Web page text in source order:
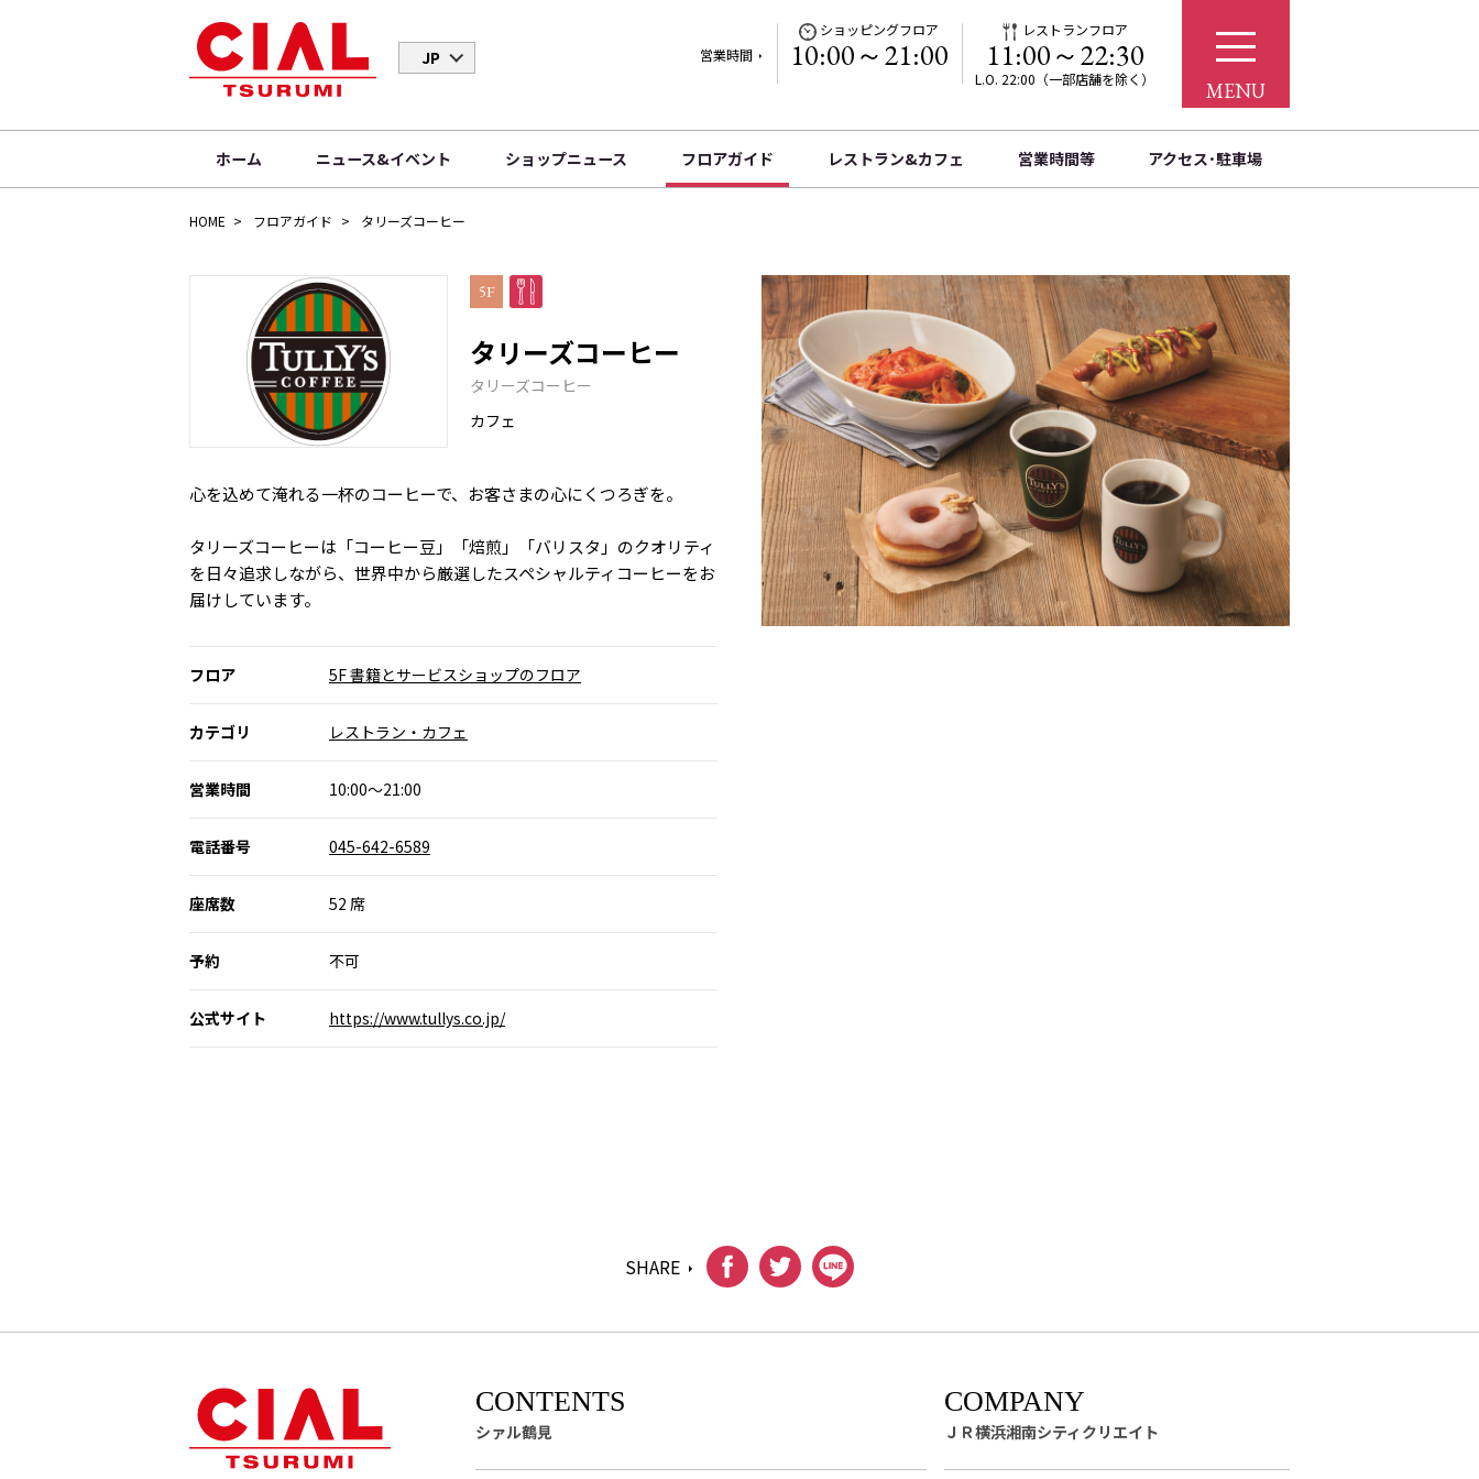
営業時間
ショッピングフロア
10:00～21:00
レストランフロア
11:00～22:30
L.O. 22:00（一部店舗を除く） MENU
ホーム ニュース&イベント ショップニュース フロアガイド レストラン&カフェ 営業時間等 アクセス･駐車場
JP
HOME フロアガイド タリーズコーヒー
5F
タリーズコーヒー
タリーズコーヒー
カフェ
心を込めて淹れる一杯のコーヒーで、お客さまの心にくつろぎを。
タリーズコーヒーは「コーヒー豆」「焙煎」「バリスタ」のクオリティ
を日々追求しながら、世界中から厳選したスペシャルティコーヒーをお
届けしています。
フロア 5F 書籍とサービスショップのフロア
カテゴリ レストラン・カフェ
営業時間 10:00～21:00
電話番号 045-642-6589
座席数 52 席
予約 不可
公式サイト https://www.tullys.co.jp/
SHARE
シァル鶴見 ＪＲ横浜湘南シティクリエイト